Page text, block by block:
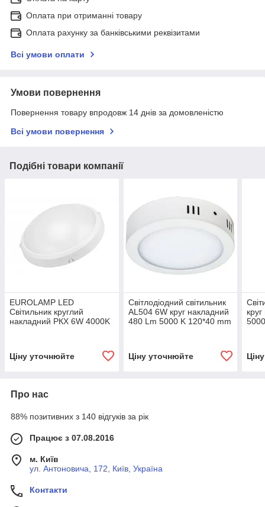
Оплата при отриманні товару
Оплата рахунку за банківськими реквізитами
Всі умови оплати
Умови повернення
Повернення товару впродовж 14 днів за домовленістю
Всі умови повернення
Подібні товари компанії
EUROLAMP LED
Світильник круглий
накладний РКХ 6W 4000K
Ціну уточнюйте
Світлодіодний світильник
AL504 6W круг накладний
480 Lm 5000 K 120*40 mm
Ціну уточнюйте
Про нас
88% позитивних з 140 відгуків за рік
Працює з 07.08.2016
м. Київ
ул. Антоновича, 172, Київ, Україна
Контакти